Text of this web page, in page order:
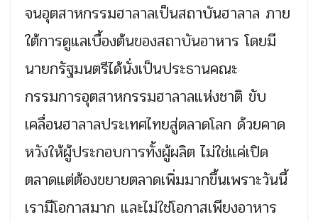
จนอุตสาหกรรมฮาลาลเป็นสถาบันฮาลาล ภาย
ใต้การดูแลเบื้องต้นของสถาบันอาหาร โดยมี
นายกรัฐมนตรีได้นั่งเป็นประธานคณะ
กรรมการอุตสาหกรรมฮาลาลแห่งชาติ ขับ
เคลื่อนฮาลาลประเทศไทยสู่ตลาดโลก ด้วยคาด
หวังให้ผู้ประกอบการทั้งผู้ผลิต ไม่ใช่แค่เปิด
ตลาดแต่ต้องขยายตลาดเพิ่มมากขึ้นเพราะวันนี้
เรามีโอกาสมาก และไม่ใช่โอกาสเพียงอาหาร